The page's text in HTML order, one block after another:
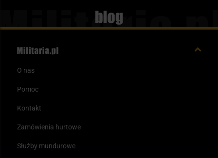
Blog
O nas
Pomoc
Kontakt
Zamówienia hurtowe
Służby mundurowe